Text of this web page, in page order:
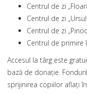
Centrul de zi
Centrul de zi
Centrul de zi
Centrul de primire
Accesul la târg este
bază de donație.
sprijinirea copiilor aflați